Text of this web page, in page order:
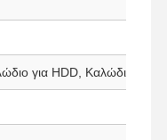
για HDD, Καλώδιο για